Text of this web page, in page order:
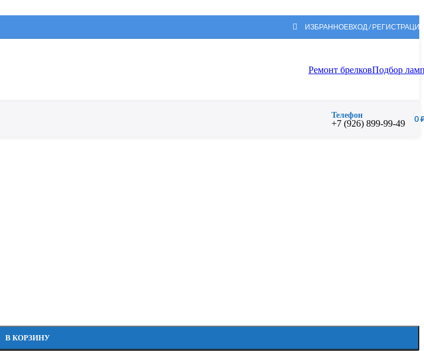
ИЗБРАННОЕВХОД /
Ремонт брелковПодбор
Телефон
+7 (926) 899-99-49 0
В КОРЗИНУ